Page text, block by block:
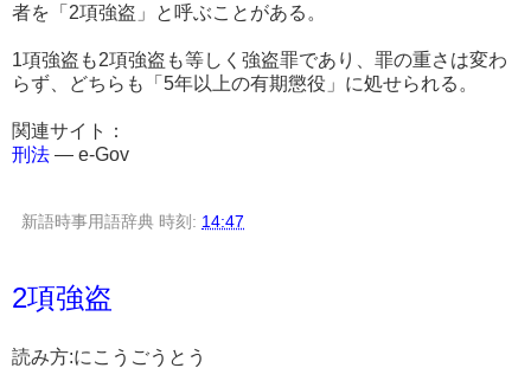
者を「2項強盗」と呼ぶことがある。
1項強盗も2項強盗も等しく強盗罪であり、罪の重さは変わ
らず、どちらも「5年以上の有期懲役」に処せられる。
関連サイト：
刑法 ― e-Gov
新語時事用語辞典 時刻: 14:47
2項強盗
読み方:にこうごうとう